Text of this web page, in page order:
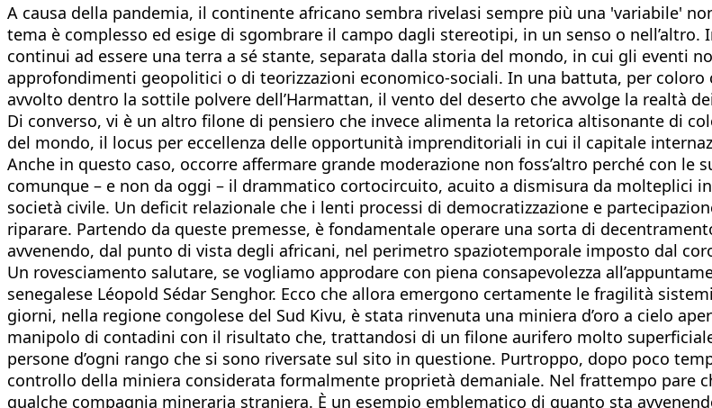
A causa della pandemia, il continente africano sembra rivelasi sempre più una 'variabile'
tema è complesso ed esige di sgombrare il campo dagli stereotipi, in un senso o
continui ad essere una terra a sé stante, separata dalla storia del mondo, in cui gli eventi
approfondimenti geopolitici o di teorizzazioni economico-sociali. In una battuta, per
avvolto dentro la sottile polvere dell’Harmattan, il vento del deserto che avvolge la realtà
Di converso, vi è un altro filone di pensiero che invece alimenta la retorica altisonante di
del mondo, il locus per eccellenza delle opportunità imprenditoriali in cui il capitale
Anche in questo caso, occorre affermare grande moderazione non foss’altro perché con le
comunque – e non da oggi – il drammatico cortocircuito, acuito a dismisura da molteplici
società civile. Un deficit relazionale che i lenti processi di democratizzazione e
riparare. Partendo da queste premesse, è fondamentale operare una sorta di
avvenendo, dal punto di vista degli africani, nel perimetro spaziotemporale imposto dal
Un rovesciamento salutare, se vogliamo approdare con piena consapevolezza
senegalese Léopold Sédar Senghor. Ecco che allora emergono certamente le fragilità
giorni, nella regione congolese del Sud Kivu, è stata rinvenuta una miniera d’oro a cielo
manipolo di contadini con il risultato che, trattandosi di un filone aurifero molto
persone d’ogni rango che si sono riversate sul sito in questione. Purtroppo, dopo poco
controllo della miniera considerata formalmente proprietà demaniale. Nel frattempo pare
qualche compagnia mineraria straniera. È un esempio emblematico di quanto sta